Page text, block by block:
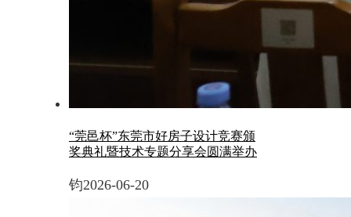
“莞邑杯”东莞市好房子设计竞赛颁
奖典礼暨技术专题分享会圆满举办
钧2026-06-20